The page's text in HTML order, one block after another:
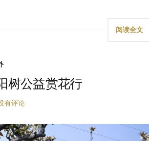
阅读全文
树公益赏花行
有评论